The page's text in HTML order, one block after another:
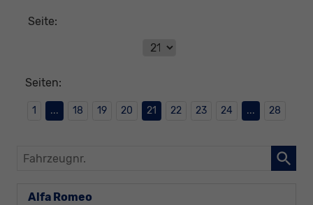
Seite:
Seiten:
1 ... 18 19 20 21 22 23 24 ... 28
Fahrzeugnr.
Alfa Romeo